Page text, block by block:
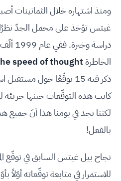
ومنذ اشتهاره خلال الثمانينات
غيتس تؤخذ على محمل الجدّ نظرًا
دراسة
الخاطرةspeed of thought
ذكر فيه 15 توقّعًا حول
كانت هذه التوقّعات حينها جريئة
لكننا نجد في يومنا هذا أنّ
بالفعل!
نجاح بيل غيتس السابق في توقّع
للاستمرار في متابعة توقّعاته أوّلاً